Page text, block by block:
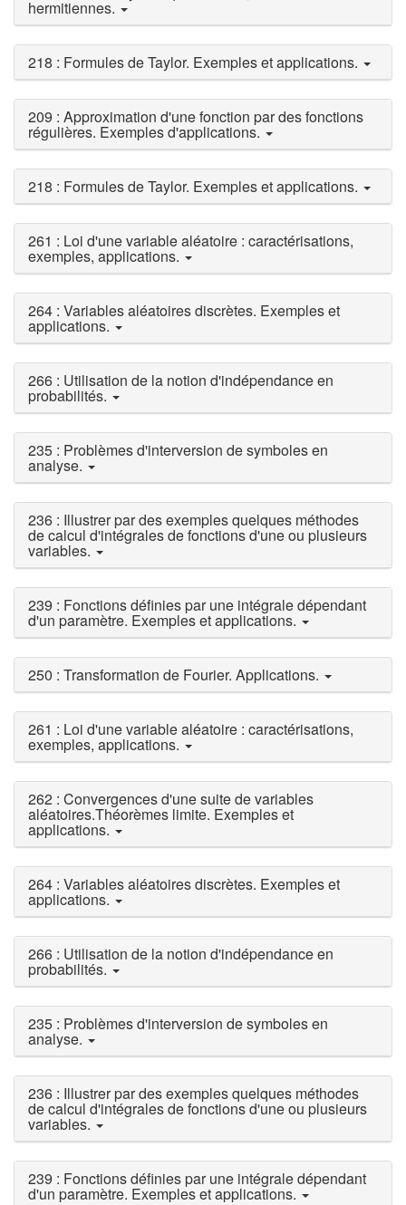
hermitiennes.
218 : Formules de Taylor. Exemples et applications.
209 : Approximation d'une fonction par des fonctions
régulières. Exemples d'applications.
218 : Formules de Taylor. Exemples et applications.
261 : Loi d'une variable aléatoire : caractérisations,
exemples, applications.
264 : Variables aléatoires discrètes. Exemples et
applications.
266 : Utilisation de la notion d'indépendance en
probabilités.
235 : Problèmes d'interversion de symboles en
analyse.
236 : Illustrer par des exemples quelques méthodes
de calcul d'intégrales de fonctions d'une ou plusieurs
variables.
239 : Fonctions définies par une intégrale dépendant
d'un paramètre. Exemples et applications.
250 : Transformation de Fourier. Applications.
261 : Loi d'une variable aléatoire : caractérisations,
exemples, applications.
262 : Convergences d'une suite de variables
aléatoires.Théorèmes limite. Exemples et
applications.
264 : Variables aléatoires discrètes. Exemples et
applications.
266 : Utilisation de la notion d'indépendance en
probabilités.
235 : Problèmes d'interversion de symboles en
analyse.
236 : Illustrer par des exemples quelques méthodes
de calcul d'intégrales de fonctions d'une ou plusieurs
variables.
239 : Fonctions définies par une intégrale dépendant
d'un paramètre. Exemples et applications.